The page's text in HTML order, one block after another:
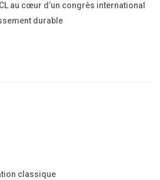
au cœur d’un congrès international
durable
classique